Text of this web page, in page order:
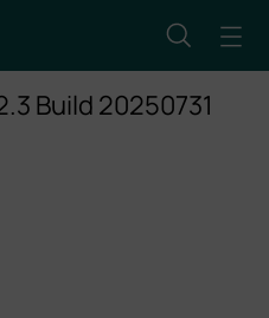
Build 20250731